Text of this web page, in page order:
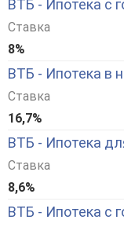
ВТБ - Ипотека с
Ставка
8%
ВТБ - Ипотека в
Ставка
16,7%
ВТБ - Ипотека
Ставка
8,6%
ВТБ - Ипотека с